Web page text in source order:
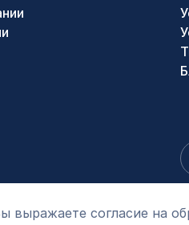
выражаете согласие на